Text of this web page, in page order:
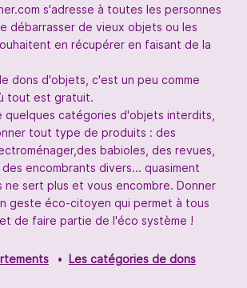
s'adresse à toutes les personnes
débarrasser de vieux objets ou les
en récupérer en faisant de la
dons d'objets, c'est un peu comme
tout est gratuit.
quelques catégories d'objets interdits,
tout type de produits : des
babioles, des revues,
encombrants divers... quasiment
ne sert plus et vous encombre. Donner
geste éco-citoyen qui permet à tous
de faire partie de l'éco système !
Les catégories de dons